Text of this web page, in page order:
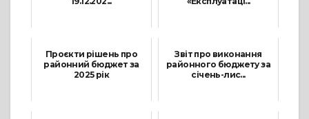
Проєкти рішень про
районний бюджет за
2025 рік
Звіт про виконання
районного бюджету за
січень-лис...